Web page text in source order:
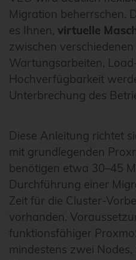
Migration beherrschen.
es Ihnen, virtuelle
zwischen
Wartungsarbeiten,
Hochverfügbarkeit
Unterbrechung des
Diese Anleitung richtet
mit grundlegenden
benötigen etwa 30–45
Durchführung einer
Zeit für die Cluster-
vorhanden.
funktionsfähiger
mindestens zwei